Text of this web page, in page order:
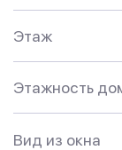
Этаж
Этажность
Вид из окна